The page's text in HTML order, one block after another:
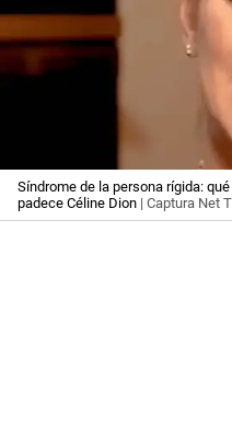
Síndrome de la persona rígida:
padece Céline Dion | Captura Net